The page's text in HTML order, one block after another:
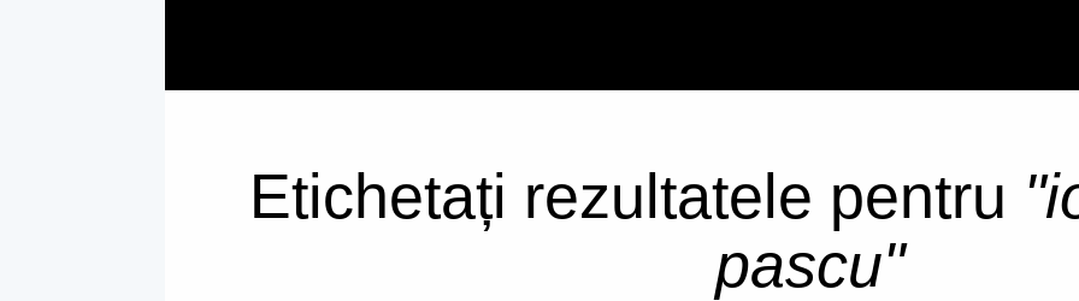
Etichetați rezultatele pentru
pascu"